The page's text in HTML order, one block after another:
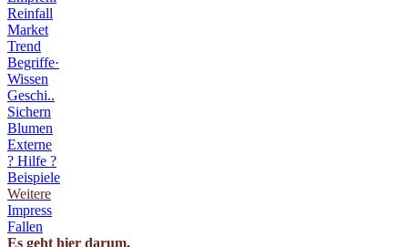
Reinfall
Market
Trend
Begriffe·
Wissen
Geschi..
Sichern
Blumen
Externe
? Hilfe ?
Beispiele
Weitere
Impress
Fallen
Es geht hier darum,